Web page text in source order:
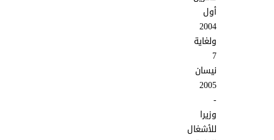
أول
2004
ولغاية
7
نيسان
2005
-
وزيرا
للأشغال